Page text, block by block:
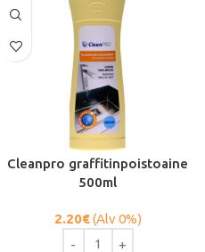
Cleanpro graffitinpoistoaine
500ml
2.20€(Alv 0%)